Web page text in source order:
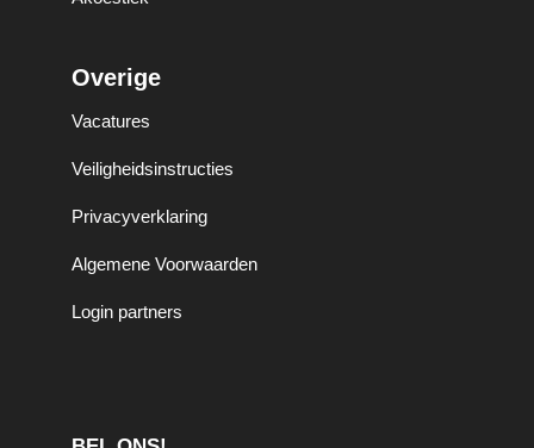
Overige
Vacatures
Veiligheidsinstructies
Privacyverklaring
Algemene Voorwaarden
Login partners